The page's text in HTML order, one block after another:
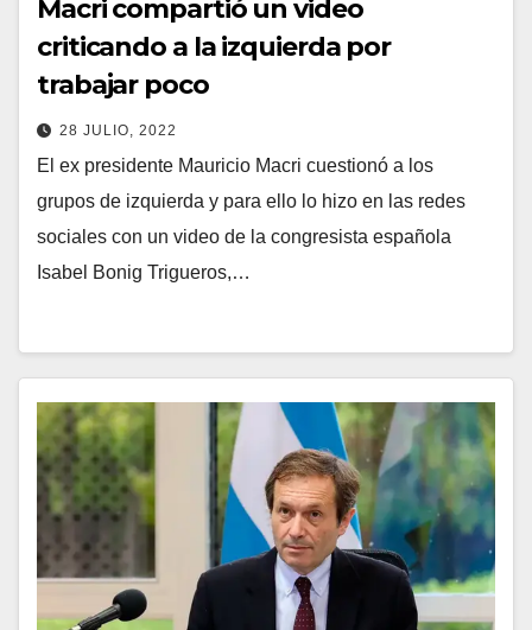
Macri compartió un video
criticando a la izquierda por
trabajar poco
28 JULIO, 2022
El ex presidente Mauricio Macri cuestionó a los
grupos de izquierda y para ello lo hizo en las redes
sociales con un video de la congresista española
Isabel Bonig Trigueros,…